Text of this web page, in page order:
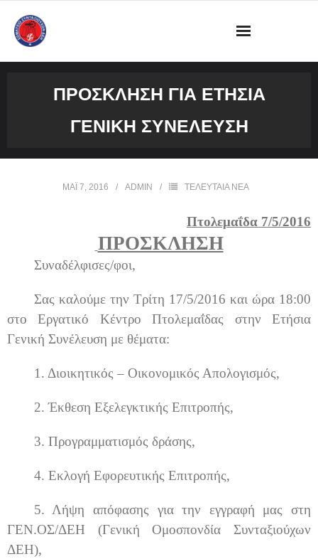
ΕΓΓΡΑΦΑ
ΠΡΌΣΚΛΗΣΗ ΓΙΑ ΕΤΉΣΙΑ
ΓΕΝΙΚΉ ΣΥΝΈΛΕΥΣΗ
ΜΆΙ 7, 2016 ADMIN ΤΕΛΕΥΤΑΙΑ ΝΕΑ
Πτολεμαΐδα 7/5/2016
ΠΡΟΣΚΛΗΣΗ
Συναδέλφισες/φοι,
Σας καλούμε την Τρίτη 17/5/2016 και ώρα 18:00
στο Εργατικό Κέντρο Πτολεμαΐδας στην Ετήσια
Γενική Συνέλευση με θέματα:
1. Διοικητικός – Οικονομικός Απολογισμός,
2.Έκθεση Εξελεγκτικής Επιτροπής,
3. Προγραμματισμός δράσης,
4. Εκλογή Εφορευτικής Επιτροπής,
5. Λήψη απόφασης για την εγγραφή μας στη
ΓΕΝ.ΟΣ/ΔΕΗ (Γενική Ομοσπονδία Συνταξιούχων
ΔΕΗ),